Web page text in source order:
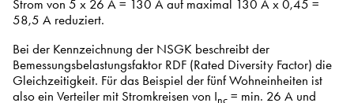
Strom von 5 x 26 A = 130 A auf maximal 130 A x 0,45 =
58,5 A reduziert.
Bei der Kennzeichnung der NSGK beschreibt der
Bemessungsbelastungsfaktor RDF (Rated Diversity Factor) die
Gleichzeitigkeit. Für das Beispiel der fünf Wohneinheiten ist
also ein Verteiler mit Stromkreisen von I
= min. 26 A und